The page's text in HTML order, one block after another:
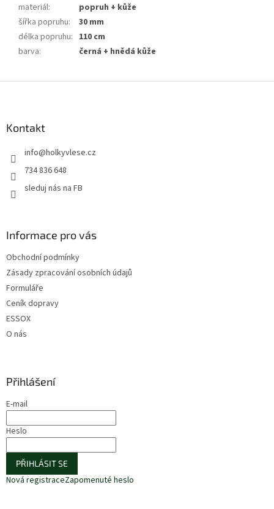
materiál:
popruh + kůže
šířka popruhu:
30 mm
délka popruhu: 110 cm
barva: černá + hnědá kůže
Kontakt
info@holkyvlese.cz
734 836 648
sleduj nás na FB
Informace pro vás
Obchodní podmínky
Zásady zpracování osobních údajů
Formuláře
Ceník dopravy
ESSOX
O nás
Přihlášení
E-mail
Heslo
PŘIHLÁSIT SE
Nová registraceZapomenuté heslo